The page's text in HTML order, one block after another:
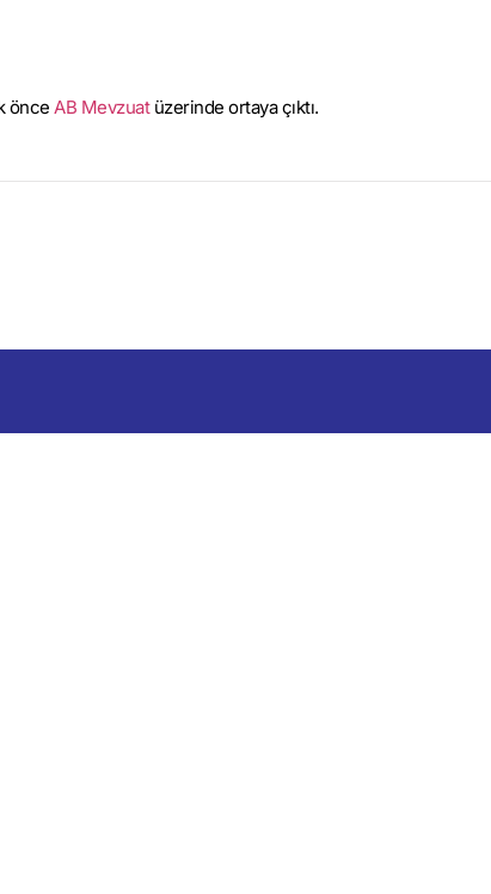
önce AB Mevzuatüzerinde ortaya çıktı.